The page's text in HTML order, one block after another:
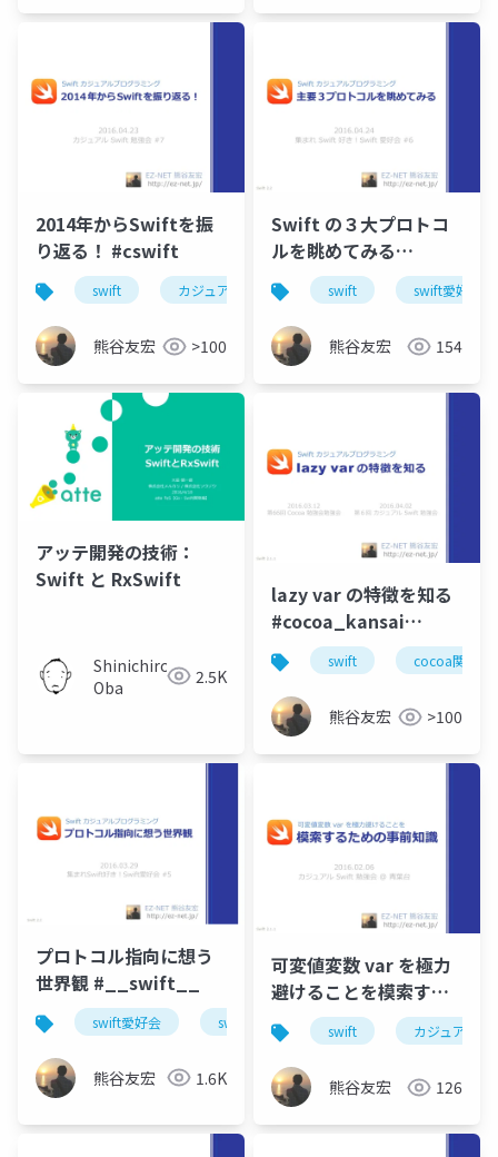
2014年からSwiftを振
り返る！ #cswift
swift カジュアルswift勉強会
熊谷友宏 >100
Swift の３大プロトコ
ルを眺めてみる
#love_swift
swift swift愛好会
熊谷友宏 154
アッテ開発の技術：
Swift と RxSwift
Shinichiro
Oba
2.5K
lazy var の特徴を知る
#cocoa_kansai
#cswiftswift cocoa関西
熊谷友宏 >100
プロトコル指向に想う
世界観 #__swift__
swift愛好会 swift プロトコル指向
熊谷友宏 1.6K
可変値変数 var を極力
避けることを模索する
ための事前知識
#cswift
swift カジュアル
熊谷友宏 126